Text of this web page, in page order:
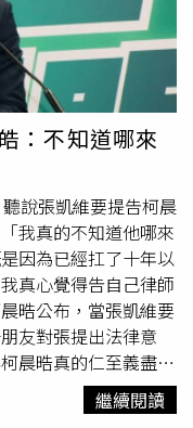
採取適當處置。中油
工個人社群帳號於網
內部調查後，陳員坦
在10月13日將陳員
予以懲處。中油重
秉持零容忍的立場，
認知、落實推動各項
於維護性別尊重與友
涉事員工在10月2日
對此，網友接連翻出
平台留下類似不雅留
、「謝謝妳的X
質疑若帳號早已遭盜
名律師林智群也在臉
號，還去警局報案並
若他沒有被盜帳號卻
：不知道哪來
說張凱維要提告柯晨
我真的不知道他哪來
因為已經扛了十年以
真心覺得告自己律師
晧公布，當張凱維要
友對張提出法律意
晨晧真的仁至義盡。
清楚看出編輯時間在
皓指出，另一張圖是
繼續閱讀